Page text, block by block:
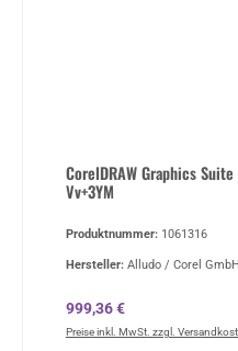
CorelDRAW Graphics
Vv+3YM
Produktnummer: 1061316
Hersteller: Alludo / Corel GmbH
Regulärer Preis:
999,36 €
Preise inkl. MwSt. zzgl.